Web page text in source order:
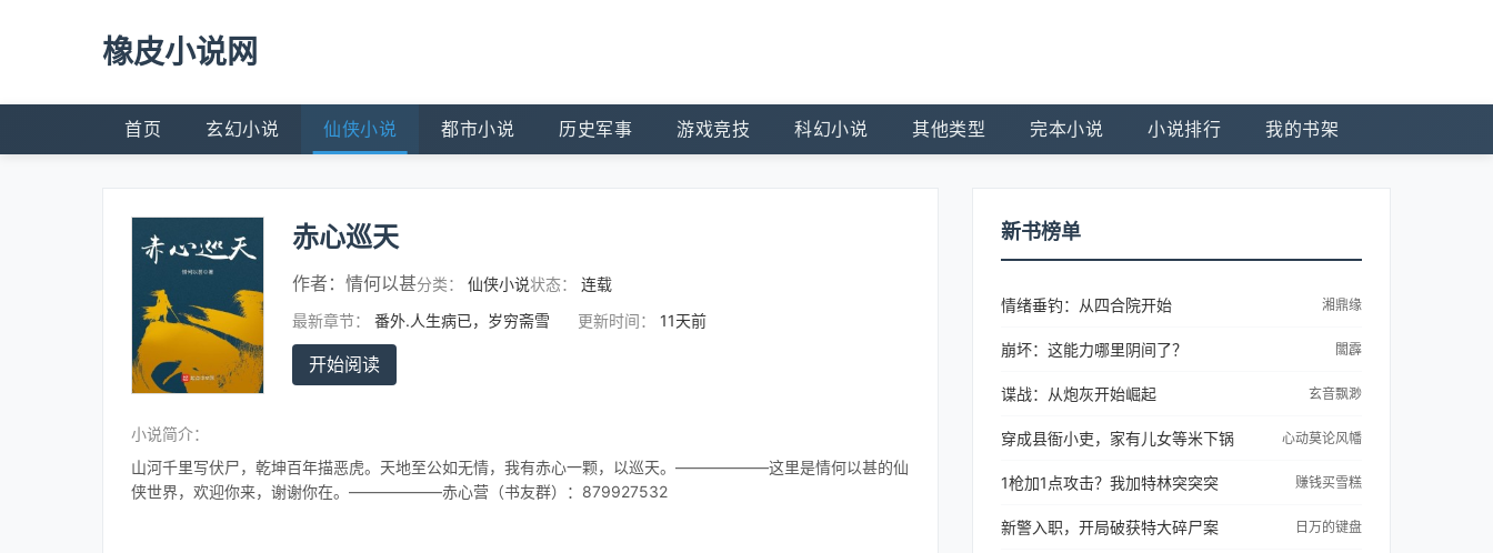
橡皮小说网
首页 玄幻小说 仙侠小说 都市小说 历史军事 游戏竞技 科幻小说 其他类型 完本小说 小说排行 我的书架
赤心巡天
作者： 情何以甚分类： 仙侠小说状态：
连载
最新章节：
番外.人生病已，岁穷斋雪 更新时间： 11天前
开始阅读
小说简介：
山河千里写伏尸，乾坤百年描恶虎。天地至公如无情，我有赤心一颗，以巡天。——————这里是情何以甚的仙
侠世界，欢迎你来，谢谢你在。——————赤心营（书友群）：879927532
新书榜单
情绪垂钓：从四合院开始 湘鼎缘
崩坏：这能力哪里阴间了？ 闟霹
谍战：从炮灰开始崛起 玄音飘渺
穿成县衙小吏，家有儿女等米下锅 心动莫论风幡
1枪加1点攻击？我加特林突突突 赚钱买雪糕
新警入职，开局破获特大碎尸案 日万的键盘